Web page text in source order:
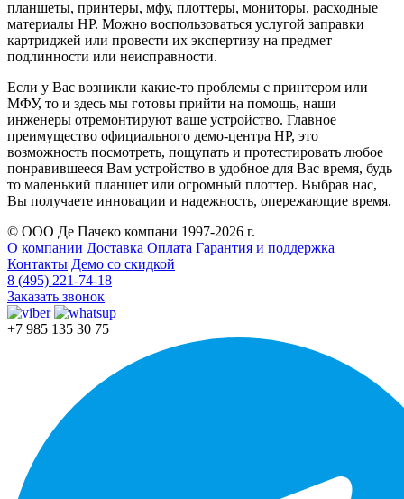
планшеты, принтеры, мфу, плоттеры, мониторы, расходные
материалы HP. Можно воспользоваться услугой заправки
картриджей или провести их экспертизу на предмет
подлинности или неисправности.
Если у Вас возникли какие-то проблемы с принтером или
МФУ, то и здесь мы готовы прийти на помощь, наши
инженеры отремонтируют ваше устройство. Главное
преимущество официального демо-центра HP, это
возможность посмотреть, пощупать и протестировать любое
понравившееся Вам устройство в удобное для Вас время, будь
то маленький планшет или огромный плоттер. Выбрав нас,
Вы получаете инновации и надежность, опережающие время.
© ООО Де Пачеко компани 1997-2026 г.
О компании Доставка Оплата Гарантия и поддержка
Контакты Демо со скидкой
8 (495) 221-74-18
Заказать звонок
+7 985 135 30 75